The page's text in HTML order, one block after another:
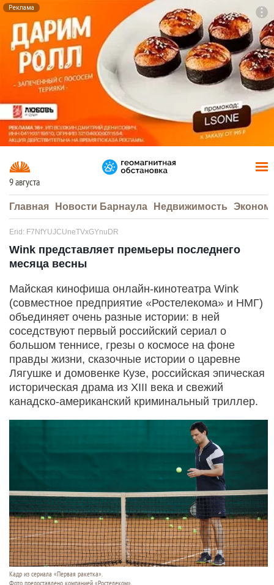
Реклама
9 августа
Главная Новости Барнаула Недвижимость
Erid: F7NfYUJCUneTVxGYnuDR
Wink представляет премьеры последнего
месяца весны
Майская кинофиша онлайн-кинотеатра Wink
(совместное предприятие «Ростелекома» и НМГ)
объединяет очень разные истории: в ней
соседствуют первый российский сериал о
большом теннисе, грезы о космосе на фоне
правды жизни, сказочные истории о царевне
Лягушке и домовенке Кузе, российская эпическая
историческая драма из XIII века и свежий
канадско-американский криминальный триллер.
Кадр из сериала «Первая ракетка».
Фото предоставлено компанией «Ростелеком».